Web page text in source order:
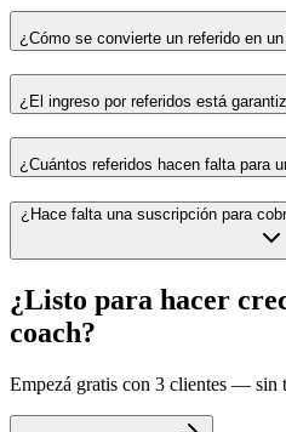
¿Cómo se convierte un referido en
¿El ingreso por referidos está
¿Cuántos referidos hacen falta para
¿Hace falta una suscripción para
¿Listo para hacer
coach?
Empezá gratis con 3 clientes — sin